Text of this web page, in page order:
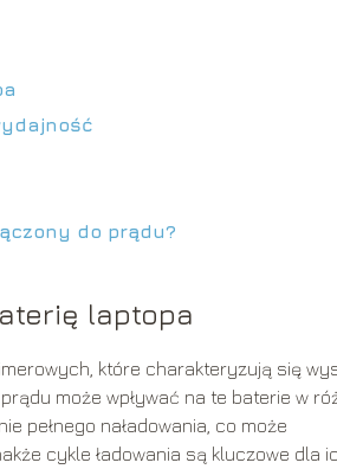
do prądu?
laptopa
które charakteryzują się
może wpływać na te baterie w
pełnego naładowania, co może
cykle ładowania są kluczowe dla